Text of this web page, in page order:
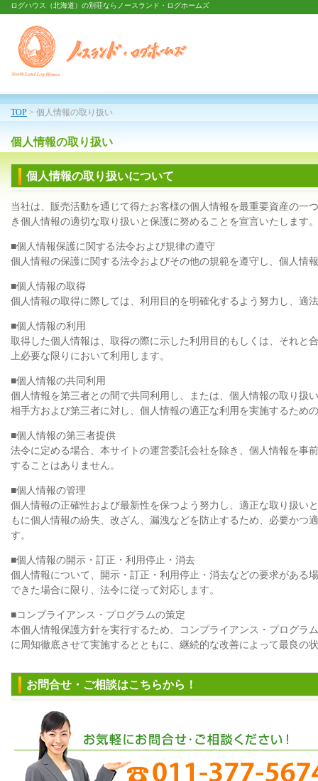
個人情報の取り扱い
ログハウス（北海道）の別荘ならノースランド・ログホームズ
個人情報の取り扱いについて
当社は、販売活動を通じて得たお客様の個人情報を最重要資産の一
き個人情報の適切な取り扱いと保護に努めることを宣言いたします。
■個人情報保護に関する法令および規律の遵守
個人情報の保護に関する法令およびその他の規範を遵守し、個人情
■個人情報の取得
個人情報の取得に際しては、利用目的を明確化するよう努力し、適
■個人情報の利用
取得した個人情報は、取得の際に示した利用目的もしくは、それと
上必要な限りにおいて利用します。
■個人情報の共同利用
個人情報を第三者との間で共同利用し、または、個人情報の取り扱
相手方および第三者に対し、個人情報の適正な利用を実施するため
■個人情報の第三者提供
法令に定める場合、本サイトの運営委託会社を除き、個人情報を事
することはありません。
■個人情報の管理
個人情報の正確性および最新性を保つよう努力し、適正な取り扱い
もに個人情報の紛失、改ざん、漏洩などを防止するため、必要かつ
す。
■個人情報の開示・訂正・利用停止・消去
個人情報について、開示・訂正・利用停止・消去などの要求がある
できた場合に限り、法令に従って対応します。
■コンプライアンス・プログラムの策定
本個人情報保護方針を実行するため、コンプライアンス・プログラ
に周知徹底させて実施するとともに、継続的な改善によって最良の
お問合せ・ご相談はこちらから！
TOP > 個人情報の取り扱い